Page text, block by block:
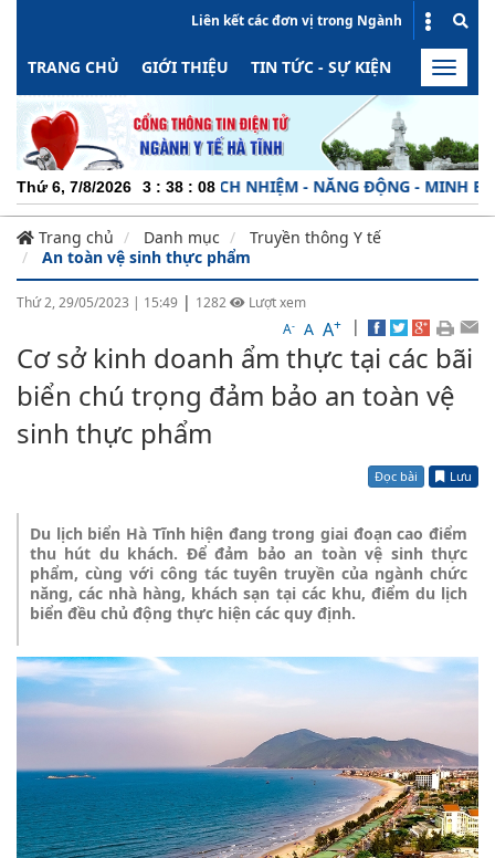
Liên kết các đơn vị trong Ngành
TRANG CHỦ GIỚI THIỆU TIN TỨC - SỰ KIỆN HOẠT
Toggle
Thứ 6, 7/8/2026 3 : 38 : 09
NGHIỆP - TRÁCH NHIỆM - NĂNG ĐỘNG - MINH BẠCH -
Trang chủ Danh mục
Truyền thông Y tế
An toàn vệ sinh thực phẩm
Thứ 2, 29/05/2023 | 15:49 | 1282
Lượt xem
A- A A+ |
Cơ sở kinh doanh ẩm thực tại các bãi
biển chú trọng đảm bảo an toàn vệ
sinh thực phẩm
Đọc bài Lưu
Du lịch biển Hà Tĩnh hiện đang trong giai đoạn cao điểm
thu hút du khách. Để đảm bảo an toàn vệ sinh thực
phẩm, cùng với công tác tuyên truyền của ngành chức
năng, các nhà hàng, khách sạn tại các khu, điểm du lịch
biển đều chủ động thực hiện các quy định.